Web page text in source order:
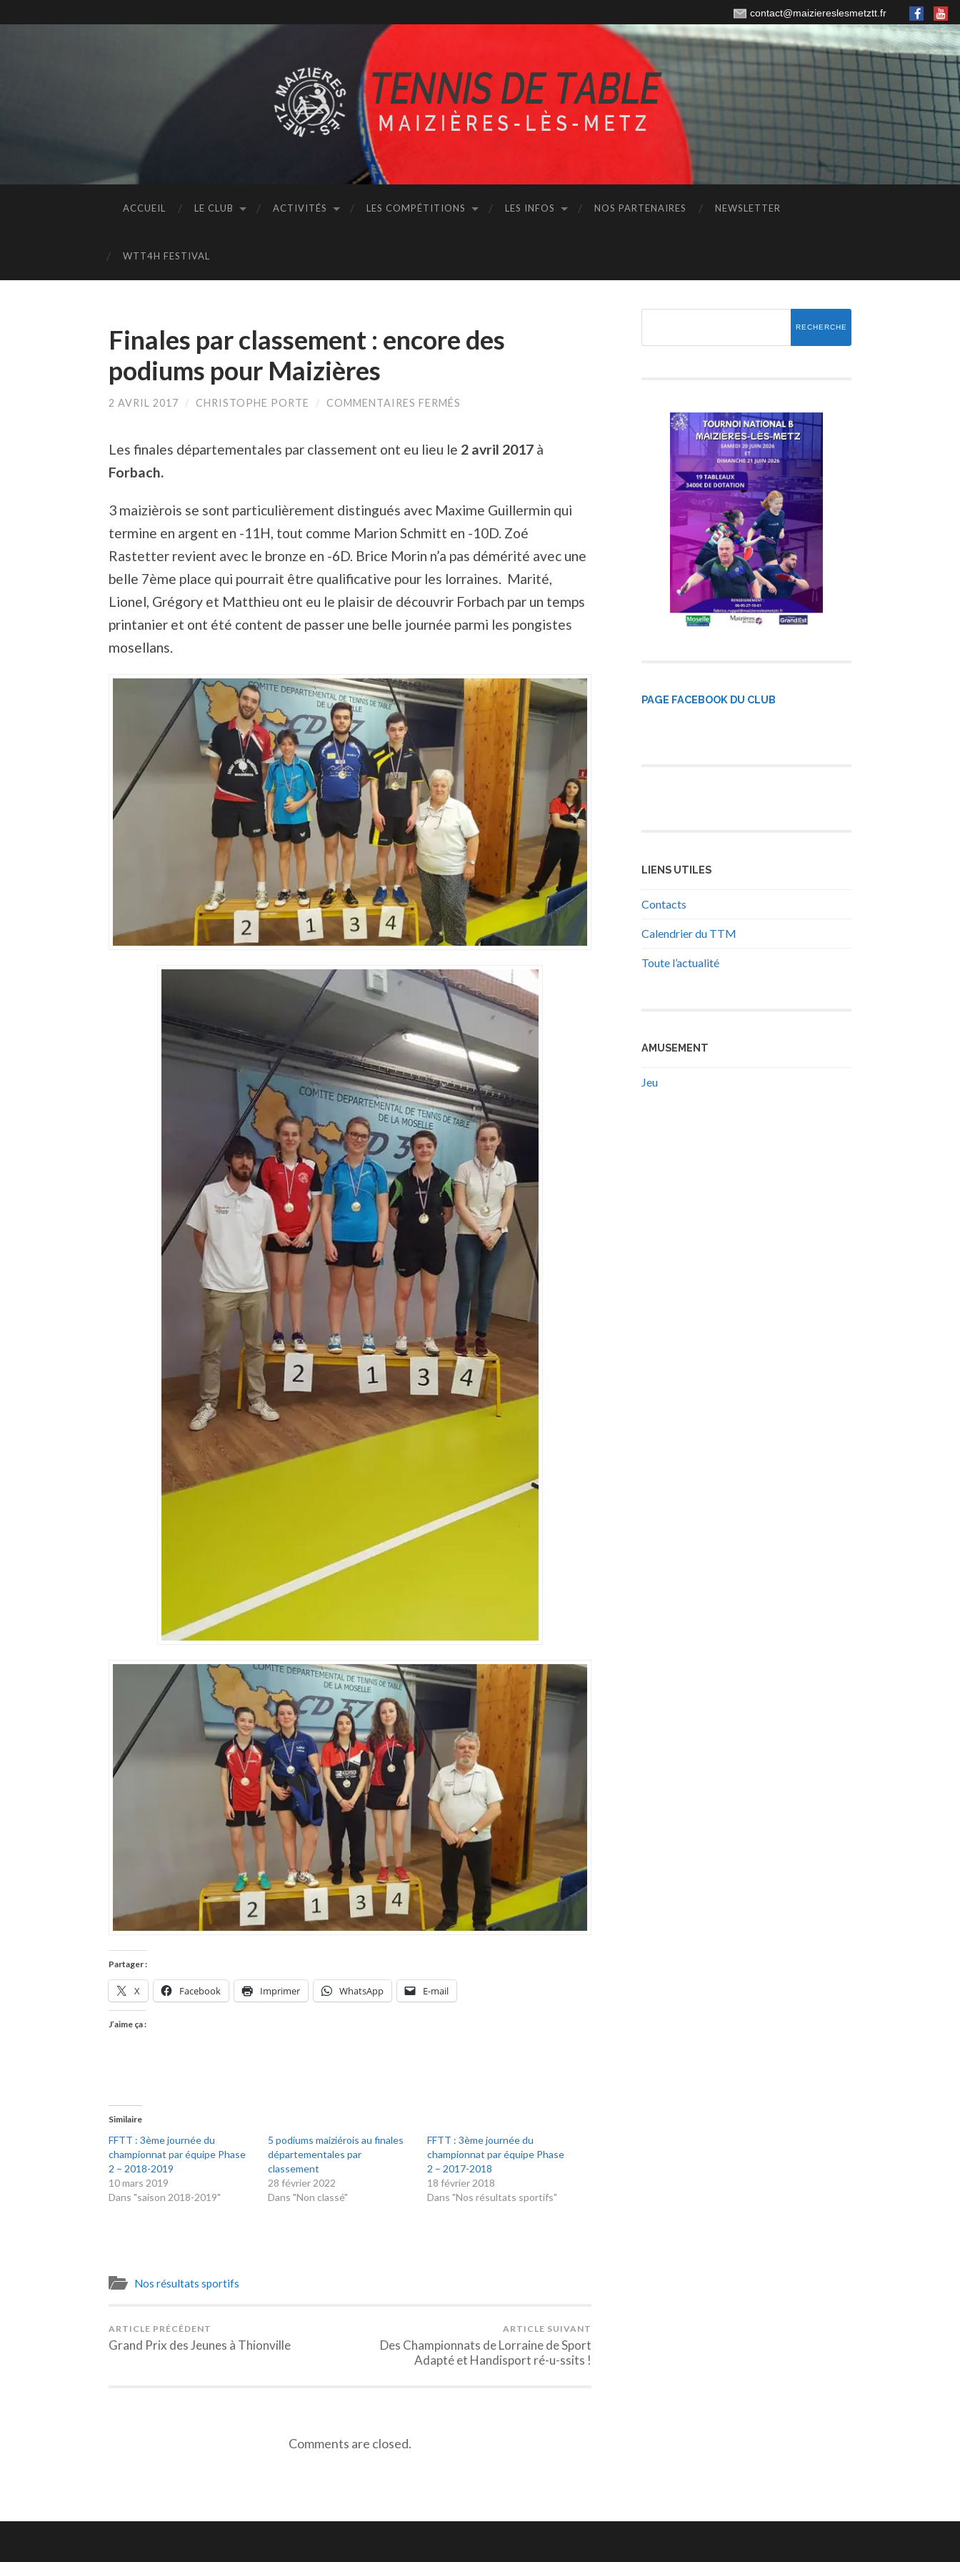
contact@maiziereslesmetztt.fr
ACCUEIL LE CLUB ACTIVITÉS LES COMPÉTITIONS LES INFOS NOS PARTENAIRES NEWSLETTER
WTT4H FESTIVAL
Finales par classement : encore des
podiums pour Maizières
2 AVRIL 2017 / CHRISTOPHE PORTE / COMMENTAIRES FERMÉS
:
MAIZIÈRES
Les finales départementales par classement ont eu lieu le 2 avril 2017 à
Forbach.
3 maizièrois se sont particulièrement distingués avec Maxime Guillermin qui
termine en argent en -11H, tout comme Marion Schmitt en -10D. Zoé
Rastetter revient avec le bronze en -6D. Brice Morin n’a pas démérité avec une
belle 7ème place qui pourrait être qualificative pour les lorraines. Marité,
Lionel, Grégory et Matthieu ont eu le plaisir de découvrir Forbach par un temps
printanier et ont été content de passer une belle journée parmi les pongistes
mosellans.
Partager :
X Facebook Imprimer WhatsApp E-mail
J’aime ça :
Similaire
FFTT : 3ème journée du
championnat par équipe Phase
2 – 2018-2019
10 mars 2019
Dans "saison 2018-2019"
5 podiums maiziérois au finales
départementales par
classement
28 février 2022
Dans "Non classé"
FFTT : 3ème journée du
championnat par équipe Phase
2 – 2017-2018
18 février 2018
Dans "Nos résultats sportifs"
Nos résultats sportifs
ARTICLE PRÉCÉDENT
Grand Prix des Jeunes à Thionville
ARTICLE SUIVANT
Des Championnats de Lorraine de Sport
Adapté et Handisport ré-u-ssits !
Comments are closed.
PAGE FACEBOOK DU CLUB
LIENS UTILES
Contacts
Calendrier du TTM
Toute l’actualité
AMUSEMENT
Jeu